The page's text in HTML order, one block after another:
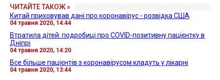
ЧИТАЙТЕ ТАКОЖ »
Китай приховував дані про коронавірус - розвідка США
04 травня 2020, 14:44
Втратила дітей: подробиці про COVID-позитивну пацієнтку в
Дніпрі
04 травня 2020, 14:20
Все більше пацієнтів з коронавірусом кладуть у лікарні
04 травня 2020, 13:44